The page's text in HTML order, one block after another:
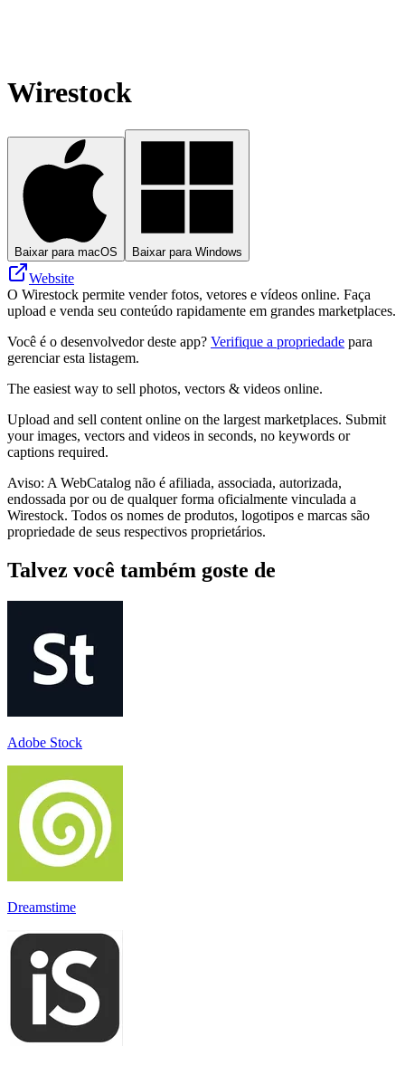
Wirestock
Baixar para macOS Baixar para Windows
Website
O Wirestock permite vender fotos, vetores e vídeos online. Faça
upload e venda seu conteúdo rapidamente em grandes marketplaces.
Você é o desenvolvedor deste app? Verifique a propriedade para
gerenciar esta listagem.
The easiest way to sell photos, vectors & videos online.
Upload and sell content online on the largest marketplaces. Submit
your images, vectors and videos in seconds, no keywords or
captions required.
Aviso: A WebCatalog não é afiliada, associada, autorizada,
endossada por ou de qualquer forma oficialmente vinculada a
Wirestock. Todos os nomes de produtos, logotipos e marcas são
propriedade de seus respectivos proprietários.
Talvez você também goste de
Adobe Stock
Dreamstime